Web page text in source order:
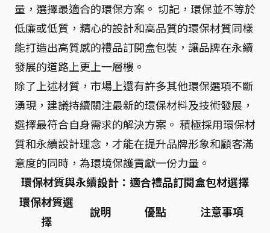
量，選擇最適合的環保方案。 切記，環保並不等於
低廉或低質，精心的設計和高品質的環保材質同樣
能打造出高質感的禮品訂閱盒包裝，讓品牌在永續
發展的道路上更上一層樓。
除了上述材質，市場上還有許多其他環保選項不斷
湧現，建議持續關注最新的環保材料及技術發展，
選擇最符合自身需求的解決方案。 積極採用環保材
質和永續設計理念，才能在提升品牌形象和顧客滿
意度的同時，為環境保護貢獻一份力量。
環保材質與永續設計：適合禮品訂閱盒包材選擇
環保材質選
擇
說明 優點 注意事項